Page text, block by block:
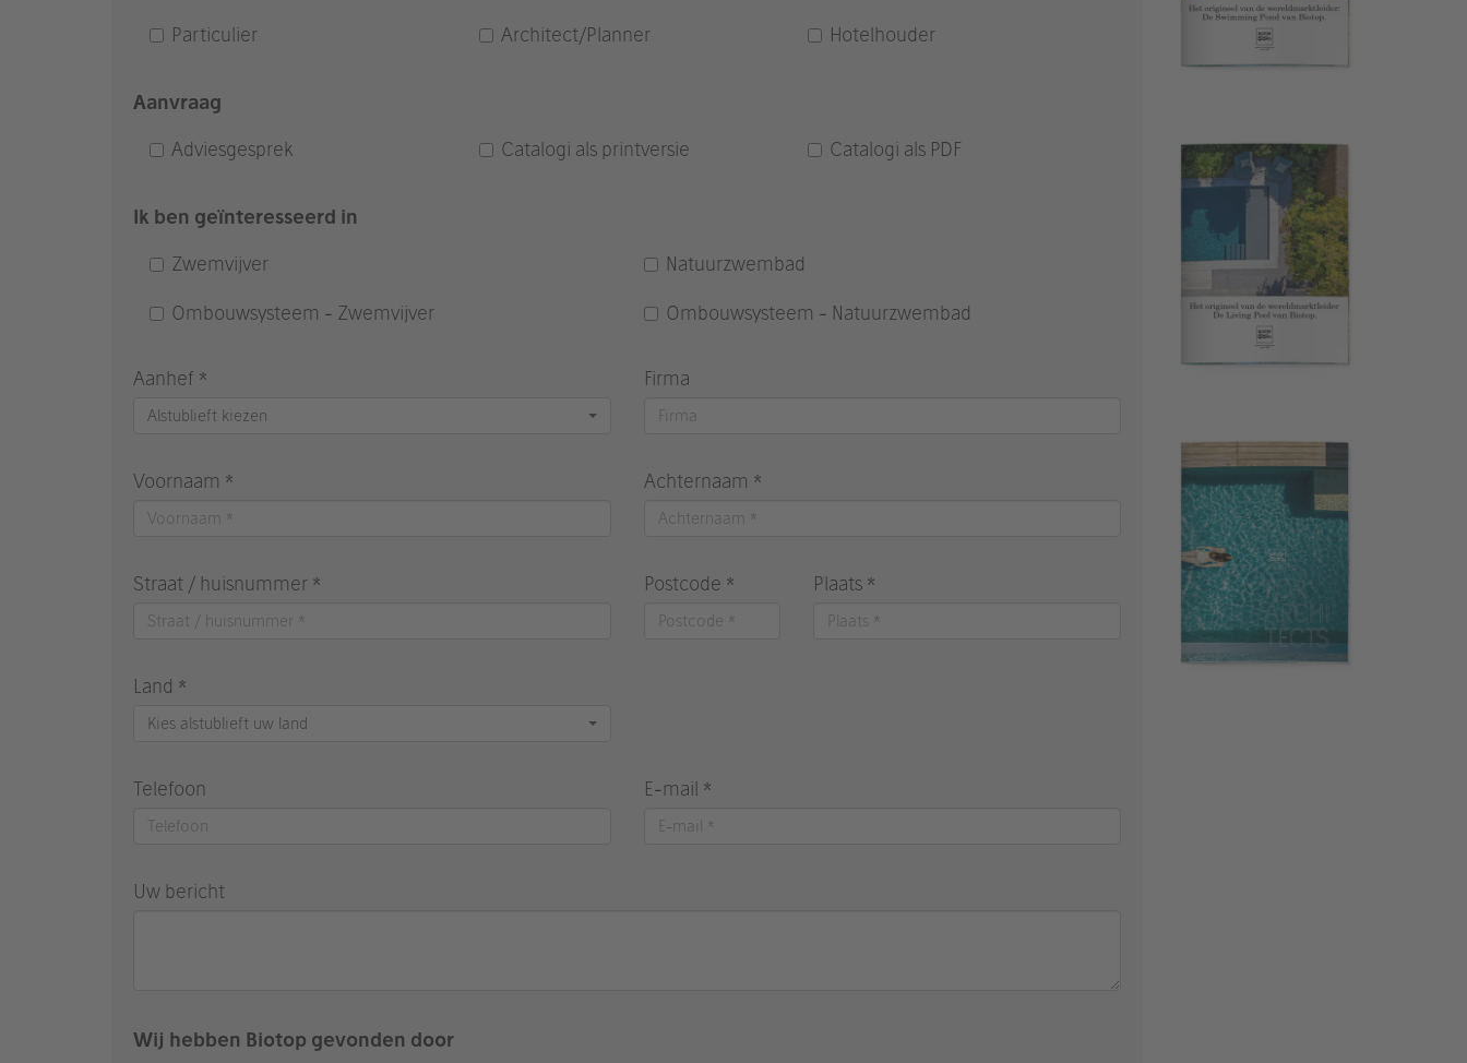
Particulier Architect/Planner Hotelhouder
Aanvraag
Adviesgesprek Catalogi als printversie Catalogi als PDF
Ik ben geïnteresseerd in
Zwemvijver Natuurzwembad
Ombouwsysteem - Zwemvijver Ombouwsysteem - Natuurzwembad
Aanhef *
Alstublieft kiezen
Firma
Voornaam * Achternaam *
Straat / huisnummer * Postcode * Plaats *
Land *
Kies alstublieft uw land
Telefoon E-mail *
Uw bericht
Wij hebben Biotop gevonden door